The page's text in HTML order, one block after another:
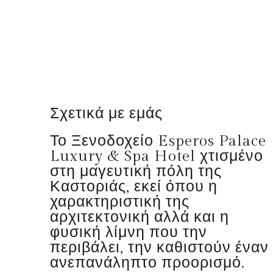
Σχετικά με εμάς
Το Ξενοδοχείο Esperos Palace
Luxury & Spa Hotel χτισμένο
στη μαγευτική πόλη της
Καστοριάς, εκεί όπου η
χαρακτηριστική της
αρχιτεκτονική αλλά και η
φυσική λίμνη που την
περιβάλει, την καθιστούν έναν
ανεπανάληπτο προορισμό.